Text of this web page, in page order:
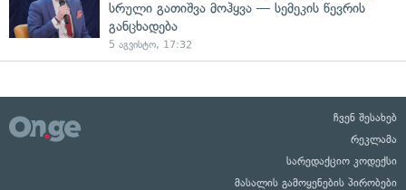
სრული გათიშვა მოჰყვა — სემეკის წევრის
განცხადება
5 აგვისტო, 17:32
ჩვენ შესახებ
რეკლამა
სარედაქციო კოდექსი
მასალის გამოყენების პირობები